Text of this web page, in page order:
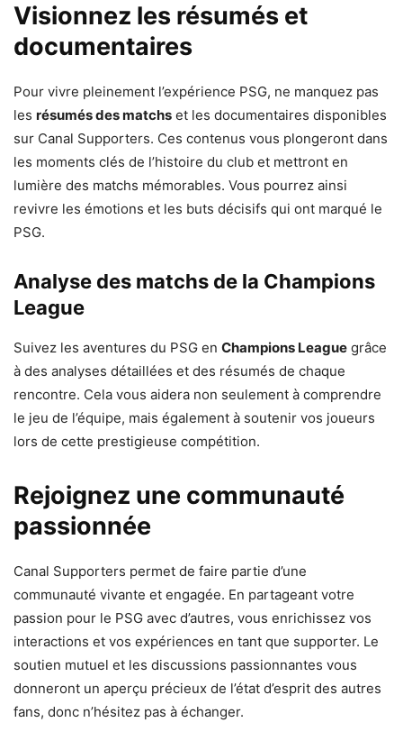
Visionnez les résumés et
documentaires
Pour vivre pleinement l’expérience PSG, ne manquez pas
les résumés des matchs et les documentaires disponibles
sur Canal Supporters. Ces contenus vous plongeront dans
les moments clés de l’histoire du club et mettront en
lumière des matchs mémorables. Vous pourrez ainsi
revivre les émotions et les buts décisifs qui ont marqué le
PSG.
Analyse des matchs de la Champions
League
Suivez les aventures du PSG en Champions League grâce
à des analyses détaillées et des résumés de chaque
rencontre. Cela vous aidera non seulement à comprendre
le jeu de l’équipe, mais également à soutenir vos joueurs
lors de cette prestigieuse compétition.
Rejoignez une communauté
passionnée
Canal Supporters permet de faire partie d’une
communauté vivante et engagée. En partageant votre
passion pour le PSG avec d’autres, vous enrichissez vos
interactions et vos expériences en tant que supporter. Le
soutien mutuel et les discussions passionnantes vous
donneront un aperçu précieux de l’état d’esprit des autres
fans, donc n’hésitez pas à échanger.